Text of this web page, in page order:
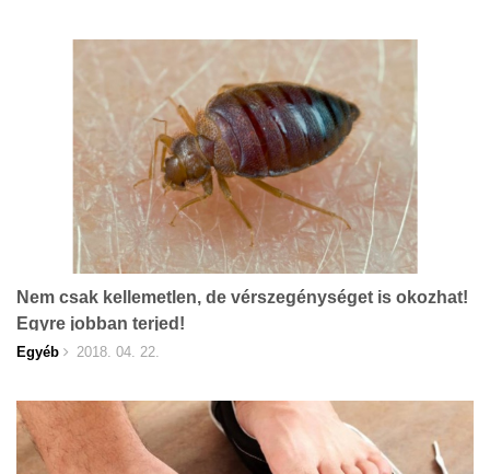
Nem csak kellemetlen, de vérszegénységet is okozhat!
Egyre jobban terjed!
Egyéb 2018. 04. 22.